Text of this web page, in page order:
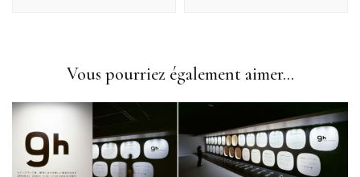
Vous pourriez également aimer...